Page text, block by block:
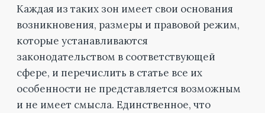
Каждая из таких зон имеет свои основания
возникновения, размеры и правовой режим,
которые устанавливаются
законодательством в соответствующей
сфере, и перечислить в статье все их
особенности не представляется возможным
и не имеет смысла. Единственное, что